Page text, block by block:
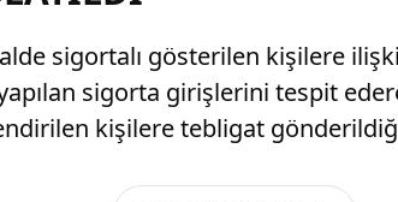
sigortalı gösterilen kişilere
sigorta girişlerini tespit
kişilere tebligat